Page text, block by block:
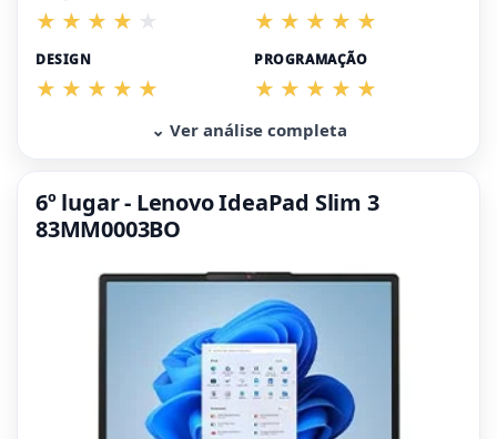
DESIGN PROGRAMAÇÃO
⌄ Ver análise completa
6º lugar - Lenovo IdeaPad Slim 3
83MM0003BO